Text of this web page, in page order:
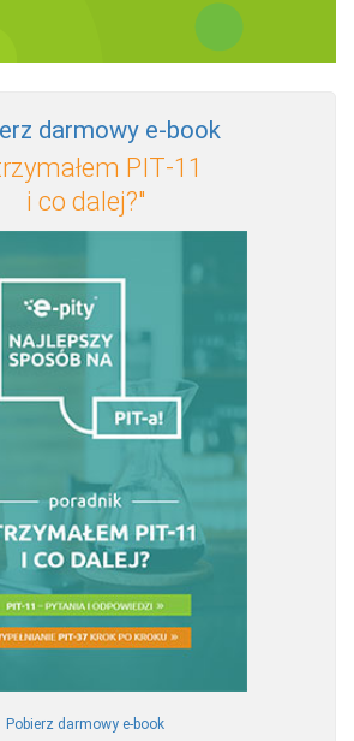
darmowy e‑book
PIT‑11
i co dalej?"
Pobierz darmowy e-book